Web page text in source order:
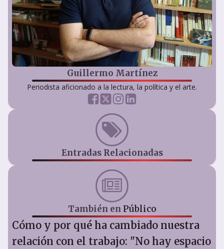
Guillermo Martínez
Periodista aficionado a la lectura, la política y el arte.
Entradas Relacionadas
También en Público
Cómo y por qué ha cambiado nuestra
relación con el trabajo: "No hay espacio